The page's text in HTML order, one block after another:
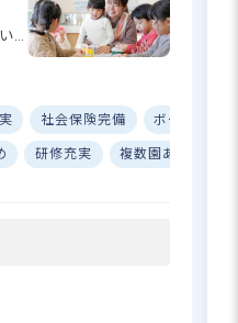
り西東京バス（永
勤OK（駐車場・
社会保険完備 ボーナス・
研修充実 複数園あり